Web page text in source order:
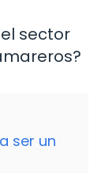
sector
ser un